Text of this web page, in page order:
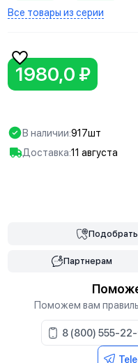
Все товары из серии
1980,0 ₽
В наличии:917шт
Доставка:11 августа
Подобрать
Партнерам
Поможем вам
8 (800) 555-